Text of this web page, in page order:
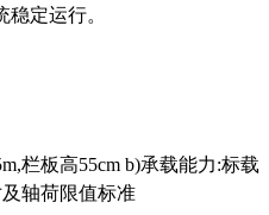
定运行。
栏板高55cm b)承载能力:标载
轴荷限值标准